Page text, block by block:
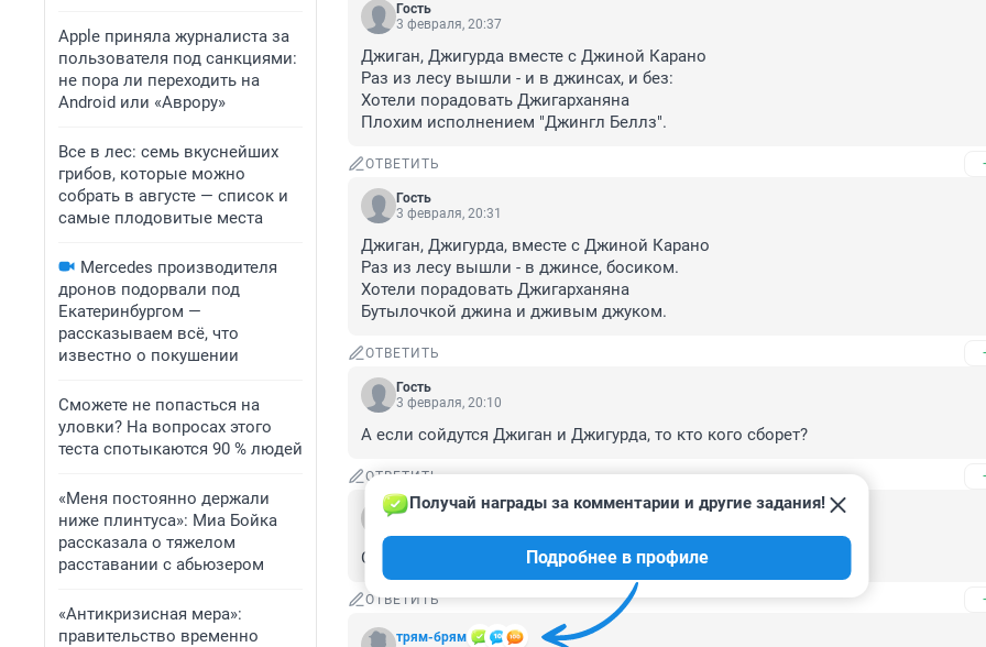
Apple приняла журналиста за
пользователя под санкциями:
не пора ли переходить на
Android или «Аврору»
Все в лес: семь вкуснейших
грибов, которые можно
собрать в августе — список и
самые плодовитые места
Mercedes производителя
дронов подорвали под
Екатеринбургом —
рассказываем всё, что
известно о покушении
Сможете не попасться на
уловки? На вопросах этого
теста спотыкаются 90 % людей
«Меня постоянно держали
ниже плинтуса»: Миа Бойка
рассказала о тяжелом
расставании с абьюзером
«Антикризисная мера»:
правительство временно
Гость
3 февраля, 20:37
Джиган, Джигурда вместе с Джиной Карано
Раз из лесу вышли - и в джинсах, и без:
Хотели порадовать Джигарханяна
Плохим исполнением "Джингл Беллз".
ОТВЕТИТЬ
Гость
3 февраля, 20:31
Джиган, Джигурда, вместе с Джиной Карано
Раз из лесу вышли - в джинсе, босиком.
Хотели порадовать Джигарханяна
Бутылочкой джина и дживым джуком.
ОТВЕТИТЬ
Гость
3 февраля, 20:10
А если сойдутся Джиган и Джигурда, то кто кого сборет?
ОТВЕТИТЬ
Гость
Очередной выпуск программы "В мире животных"
ОТВЕТИТЬ
трям-брям
Получай награды за комментарии и другие задания!
Подробнее в профиле